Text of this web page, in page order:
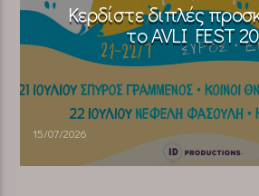
Κερδίστε διπλές
το AVLI FEST
15/07/2026